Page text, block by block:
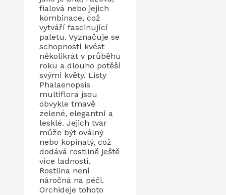
fialová nebo jejich
kombinace, což
vytváří fascinující
paletu. Vyznačuje se
schopností kvést
několikrát v průběhu
roku a dlouho potěší
svými květy. Listy
Phalaenopsis
multiflora jsou
obvykle tmavě
zelené, elegantní a
lesklé. Jejich tvar
může být oválný
nebo kopinatý, což
dodává rostlině ještě
více ladnosti.
Rostlina není
náročná na péči.
Orchideje tohoto